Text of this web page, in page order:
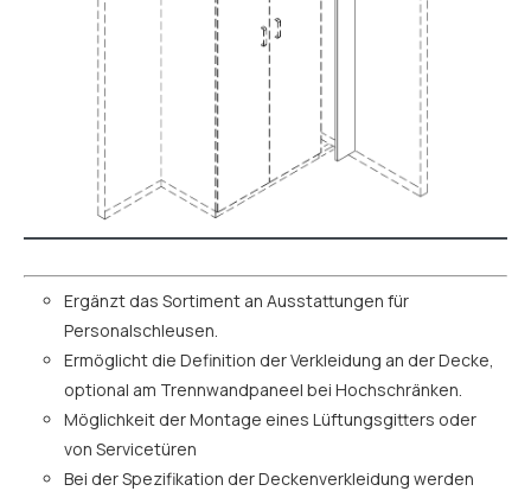
Ergänzt das Sortiment an Ausstattungen für
Personalschleusen.
Ermöglicht die Definition der Verkleidung an der Decke,
optional am Trennwandpaneel bei Hochschränken.
Möglichkeit der Montage eines Lüftungsgitters oder
von Servicetüren
Bei der Spezifikation der Deckenverkleidung werden